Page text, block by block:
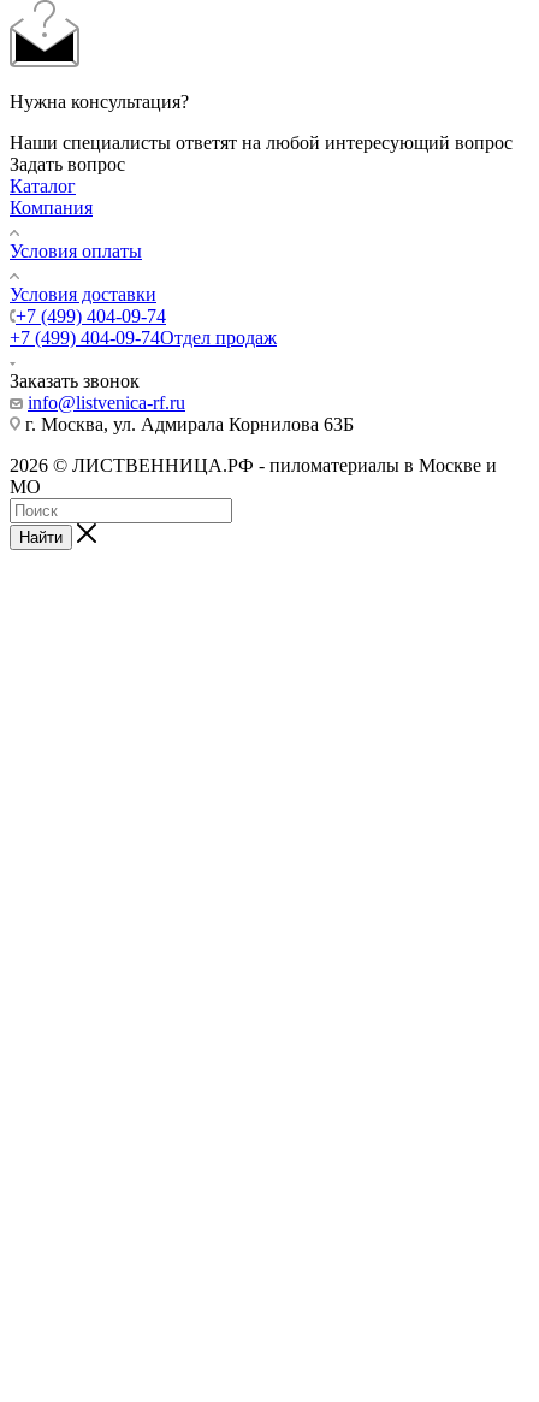
Нужна консультация?
Наши специалисты ответят на любой интересующий вопрос
Задать вопрос
Каталог
Компания
Условия оплаты
Условия доставки
+7 (499) 404-09-74
+7 (499) 404-09-74Отдел продаж
Заказать звонок
info@listvenica-rf.ru
г. Москва, ул. Адмирала Корнилова 63Б
2026 © ЛИСТВЕННИЦА.РФ - пиломатериалы в Москве и
МО
Найти